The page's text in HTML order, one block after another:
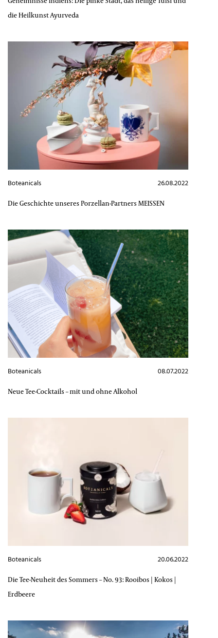
die Heilkunst Ayurveda
26.08.2022
Boteanicals
Die Geschichte unseres Porzellan-Partners MEISSEN
08.07.2022
Boteanicals
Neue Tee-Cocktails – mit und ohne Alkohol
20.06.2022
Boteanicals
Die Tee-Neuheit des Sommers – No. 93: Rooibos | Kokos |
Erdbeere